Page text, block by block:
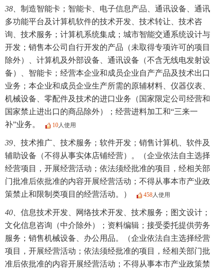
38、 制造智能卡；智能卡、电子信息产品、通讯设备、通讯
多功能平台及计算机软件的技术开发、技术转让、技术咨
询、技术服务；计算机系统集成；城市智能交通系统设计与
开发；销售本公司自行开发的产品（未取得专项许可的项目
除外）、计算机及外部设备、通讯设备（不含无线电发射设
备）、智能卡；经营本企业和成员企业自产产品及技术出口
业务；本企业和成员企业生产所需的原辅材料、仪器仪表、
机械设备、零配件及技术的进口业务（国家限定公司经营和
国家禁止进出口的商品除外）；经营进料加工和“三来一
补”业务。
10人使用
39、 技术推广、技术服务；软件开发；销售计算机、软件及
辅助设备（不得从事实体店铺经营）。（企业依法自主选择
经营项目，开展经营活动；依法须经批准的项目，经相关部
门批准后依批准的内容开展经营活动；不得从事本市产业政
策禁止和限制类项目的经营活动。）
458人使用
40、 信息技术开发、网络技术开发、技术服务；图文设计；
文化信息咨询（中介除外）；资料编辑；接受委托提供劳务
服务；销售机械设备、办公用品。（企业依法自主选择经营
项目，开展经营活动；依法须经批准的项目，经相关部门批
准后依批准的内容开展经营活动；不得从事本市产业政策禁